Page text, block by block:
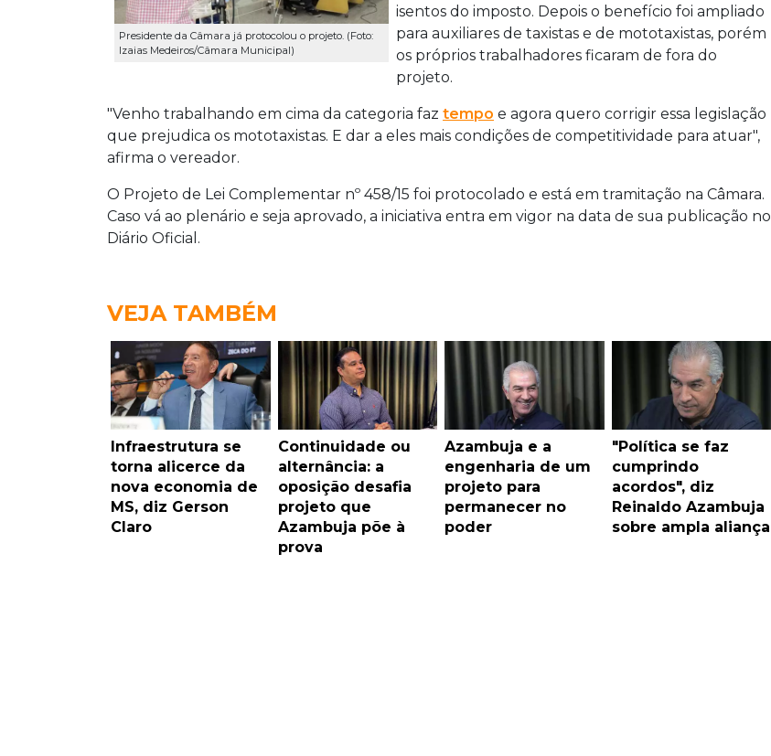
Presidente da Câmara já protocolou o projeto. (Foto:
Izaias Medeiros/Câmara Municipal)
isentos do imposto. Depois o benefício foi ampliado
para auxiliares de taxistas e de mototaxistas, porém
os próprios trabalhadores ficaram de fora do
projeto.
"Venho trabalhando em cima da categoria faz tempo e agora quero corrigir essa legislação
que prejudica os mototaxistas. E dar a eles mais condições de competitividade para atuar",
afirma o vereador.
O Projeto de Lei Complementar nº 458/15 foi protocolado e está em tramitação na Câmara.
Caso vá ao plenário e seja aprovado, a iniciativa entra em vigor na data de sua publicação no
Diário Oficial.
VEJA TAMBÉM
Infraestrutura se
torna alicerce da
nova economia de
MS, diz Gerson
Claro
Continuidade ou
alternância: a
oposição desafia
projeto que
Azambuja põe à
prova
Azambuja e a
engenharia de um
projeto para
permanecer no
poder
"Política se faz
cumprindo
acordos", diz
Reinaldo Azambuja
sobre ampla aliança